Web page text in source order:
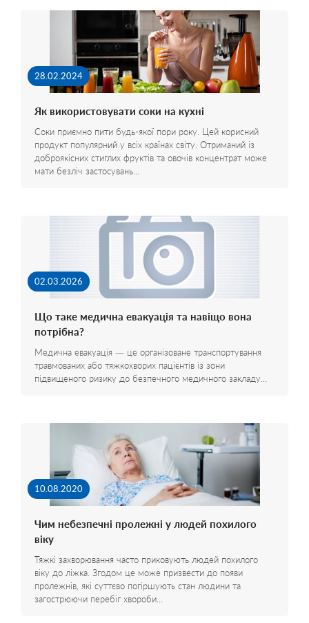
28.02.2024
Як використовувати соки на кухні
Соки приємно пити будь-якої пори року. Цей корисний
продукт популярний у всіх країнах світу. Отриманий із
доброякісних стиглих фруктів та овочів концентрат може
мати безліч застосувань…
02.03.2026
Що таке медична евакуація та навіщо вона
потрібна?
Медична евакуація — це організоване транспортування
травмованих або тяжкохворих пацієнтів із зони
підвищеного ризику до безпечного медичного закладу…
10.08.2020
Чим небезпечні пролежні у людей похилого
віку
Тяжкі захворювання часто приковують людей похилого
віку до ліжка. Згодом це може призвести до появи
пролежнів, які суттєво погіршують стан людини та
загострюючи перебіг хвороби…